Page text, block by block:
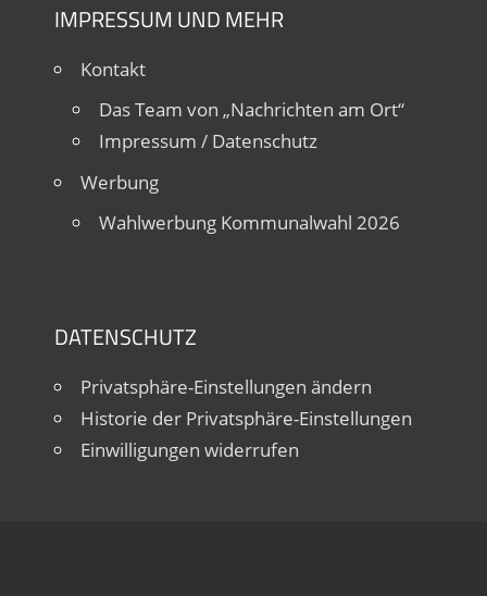
IMPRESSUM UND MEHR
Kontakt
Das Team von „Nachrichten am Ort“
Impressum / Datenschutz
Werbung
Wahlwerbung Kommunalwahl 2026
DATENSCHUTZ
Privatsphäre-Einstellungen ändern
Historie der Privatsphäre-Einstellungen
Einwilligungen widerrufen